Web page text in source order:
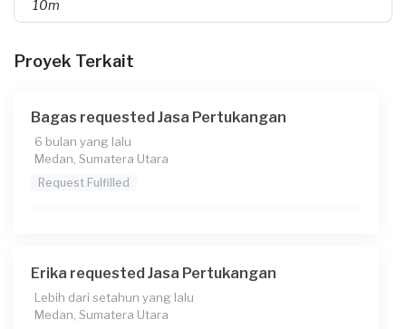
10m
Anda inginkan
Mandi
Kapan Anda membutuhkan layanan?
30-06-2024
Konsumen ini menggunakan
Proyek Terkait
Bagas requested Jasa Pertukangan
6 bulan yang lalu
Medan, Sumatera Utara
Request Fulfilled
Erika requested Jasa Pertukangan
Lebih dari setahun yang lalu
Medan, Sumatera Utara